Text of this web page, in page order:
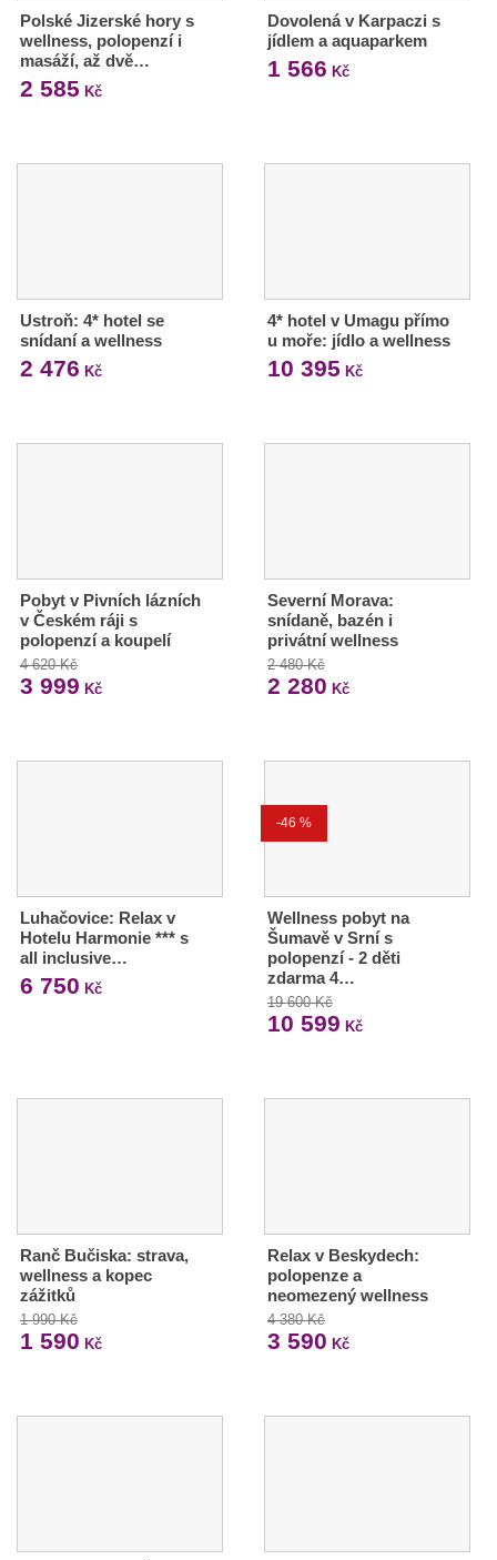
Polské Jizerské hory s
wellness, polopenzí i
masáží, až dvě…
2 585 Kč
Dovolená v Karpaczi s
jídlem a aquaparkem
1 566 Kč
Ustroň: 4* hotel se
snídaní a wellness
2 476 Kč
4* hotel v Umagu přímo
u moře: jídlo a wellness
10 395 Kč
Pobyt v Pivních lázních
v Českém ráji s
polopenzí a koupelí
4 620 Kč
3 999 Kč
Severní Morava:
snídaně, bazén i
privátní wellness
2 480 Kč
2 280 Kč
Luhačovice: Relax v
Hotelu Harmonie *** s
all inclusive…
6 750 Kč
-46 %
Wellness pobyt na
Šumavě v Srní s
polopenzí - 2 děti
zdarma 4…
19 600 Kč
10 599 Kč
Ranč Bučiska: strava,
wellness a kopec
zážitků
1 990 Kč
1 590 Kč
Relax v Beskydech:
polopenze a
neomezený wellness
4 380 Kč
3 590 Kč